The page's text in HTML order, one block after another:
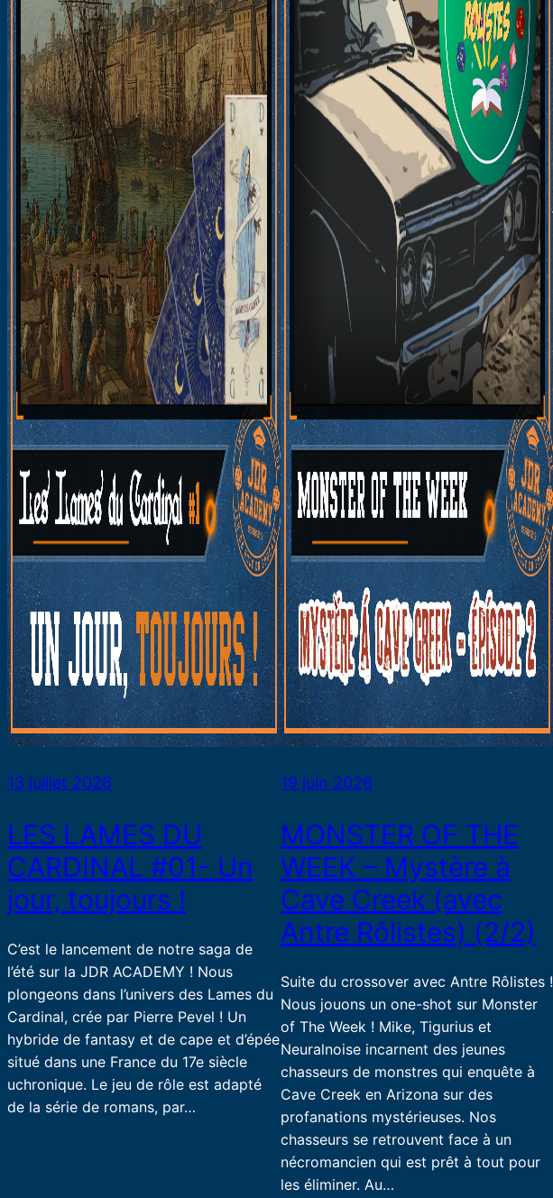
13 juillet 2026
LES LAMES DU
CARDINAL #01- Un
jour, toujours !
C’est le lancement de notre saga de
l’été sur la JDR ACADEMY ! Nous
plongeons dans l’univers des Lames du
Cardinal, crée par Pierre Pevel ! Un
hybride de fantasy et de cape et d’épée
situé dans une France du 17e siècle
uchronique. Le jeu de rôle est adapté
de la série de romans, par…
19 juin 2026
MONSTER OF THE
WEEK – Mystère à
Cave Creek (avec
Antre Rôlistes) (2/2)
Suite du crossover avec Antre Rôlistes !
Nous jouons un one-shot sur Monster
of The Week ! Mike, Tigurius et
Neuralnoise incarnent des jeunes
chasseurs de monstres qui enquête à
Cave Creek en Arizona sur des
profanations mystérieuses. Nos
chasseurs se retrouvent face à un
nécromancien qui est prêt à tout pour
les éliminer. Au…